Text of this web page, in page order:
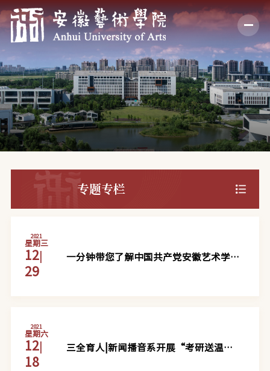
专题专栏
2021
星期三
12|
29
一分钟带您了解中国共产党安徽艺术学院
2021
星期六
12|
18
三全育人|新闻播音系开展“考研送温